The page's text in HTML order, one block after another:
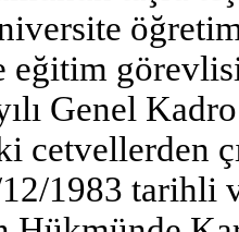
Genel
cetvellerden
1983 tarihli